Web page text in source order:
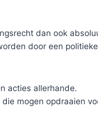
dan ook
door een politieke
acties allerhande.
mogen opdraaien